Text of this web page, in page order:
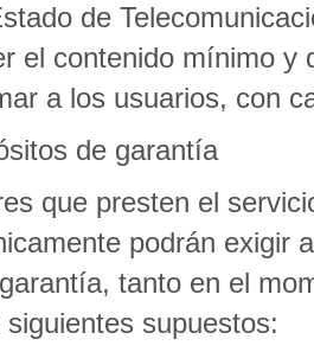
de
el contenido mínimo y
a los usuarios, con
de garantía
que presten el
podrán exigir
tanto en el
supuestos: